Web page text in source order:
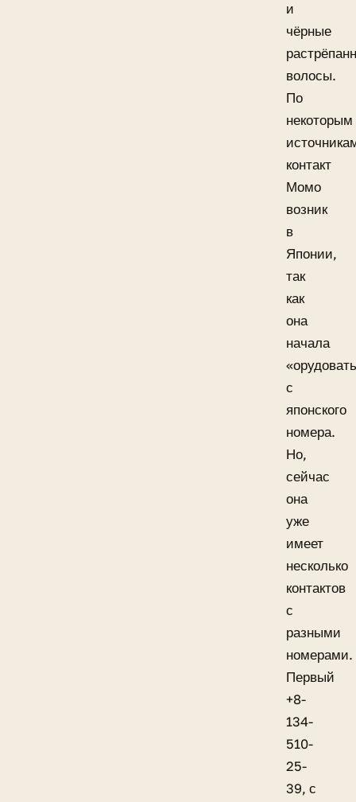
и
чёрные
волосы.
По
некоторым
контакт
Момо
возник
в
Японии,
так
как
она
начала
с
японского
номера.
Но,
сейчас
она
уже
имеет
несколько
контактов
с
разными
номерами.
Первый
+8-
134-
510-
25-
39, с